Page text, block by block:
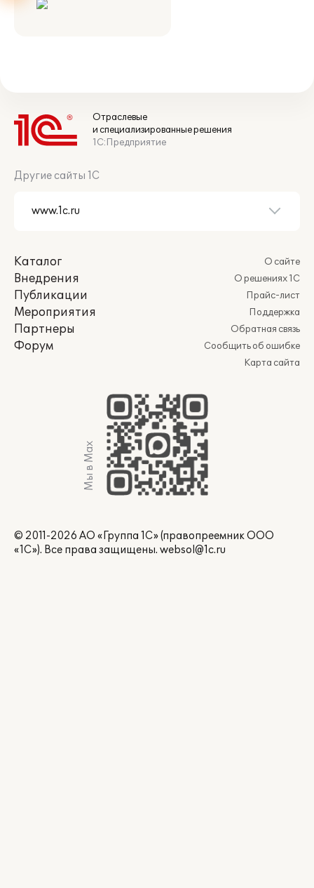
Отраслевые
и специализированные решения
1С:Предприятие
Другие сайты 1С
Каталог
Внедрения
Публикации
Мероприятия
Партнеры
Форум
О сайте
О решениях 1С
Прайс-лист
Поддержка
Обратная связь
Сообщить об ошибке
Карта сайта
Мы в Max
© 2011-2026 АО «Группа 1С» (правопреемник ООО
«1С»). Все права защищены. websol@1c.ru